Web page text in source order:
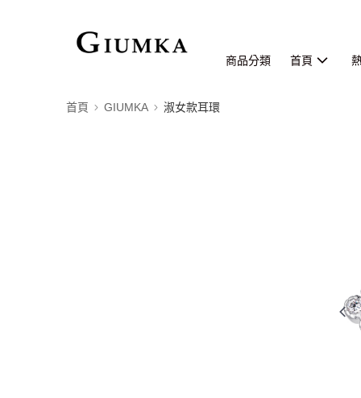
商品分類 首頁
首頁 GIUMKA 淑女款耳環